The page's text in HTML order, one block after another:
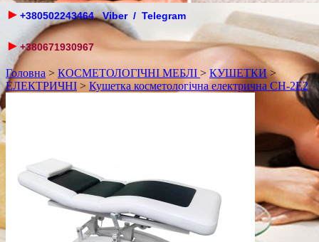
► +380502243464 Viber / Telegram
► +380671930967
Головна > КОСМЕТОЛОГІЧНІ МЕБЛІ > КУШЕТКИ>
ЕЛЕКТРИЧНІ > Кушетка косметологічна електрична CH-2E2